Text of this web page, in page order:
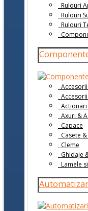
Rulouri
Rulouri
Rulouri
Actionari
Axuri &
Capace
Casete
Cleme
Ghidaje
Lamele